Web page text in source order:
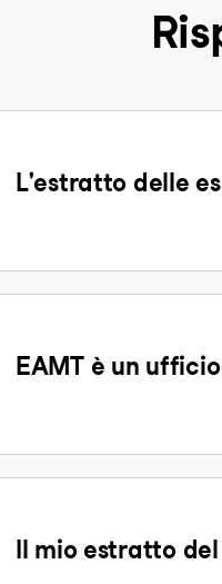
L'estratto delle
EAMT è un
Il mio estratto